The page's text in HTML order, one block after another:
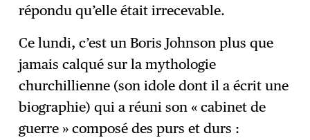
répondu qu’elle était irrecevable.
Ce lundi, c’est un Boris Johnson plus que
jamais calqué sur la mythologie
churchillienne (son idole dont il a écrit une
biographie) qui a réuni son « cabinet de
guerre » composé des purs et durs :